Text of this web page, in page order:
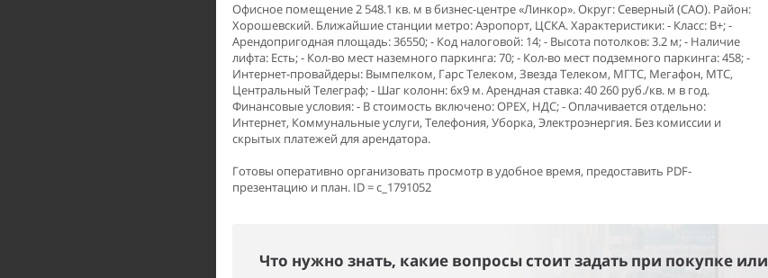
Офисное помещение 2 548.1 кв. м в бизнес-центре «Линкор». Округ: Северный (САО). Район:
Хорошевский. Ближайшие станции метро: Аэропорт, ЦСКА. Характеристики: - Класс: B+; -
Арендопригодная площадь: 36550; - Код налоговой: 14; - Высота потолков: 3.2 м; - Наличие
лифта: Есть; - Кол-во мест наземного паркинга: 70; - Кол-во мест подземного паркинга: 458; -
Интернет-провайдеры: Вымпелком, Гарс Телеком, Звезда Телеком, МГТС, Мегафон, МТС,
Центральный Телеграф; - Шаг колонн: 6x9 м. Арендная ставка: 40 260 руб./кв. м в год.
Финансовые условия: - В стоимость включено: OPEX, НДС; - Оплачивается отдельно:
Интернет, Коммунальные услуги, Телефония, Уборка, Электроэнергия. Без комиссии и
скрытых платежей для арендатора.
Готовы оперативно организовать просмотр в удобное время, предоставить PDF-
презентацию и план. ID = c_1791052
Что нужно знать, какие вопросы стоит задать при покупке